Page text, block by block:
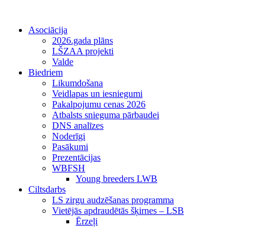
Asociācija
2026.gada plāns
LŠZAA projekti
Valde
Biedriem
Likumdošana
Veidlapas un iesniegumi
Pakalpojumu cenas 2026
Atbalsts snieguma pārbaudei
DNS analīzes
Noderīgi
Pasākumi
Prezentācijas
WBFSH
Young breeders LWB
Ciltsdarbs
LS zirgu audzēšanas programma
Vietējās apdraudētās šķirnes – LSB
Ērzeļi